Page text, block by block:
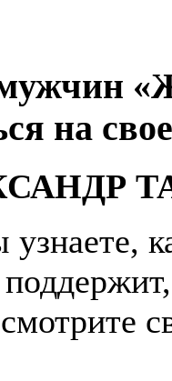
на
узнаете,